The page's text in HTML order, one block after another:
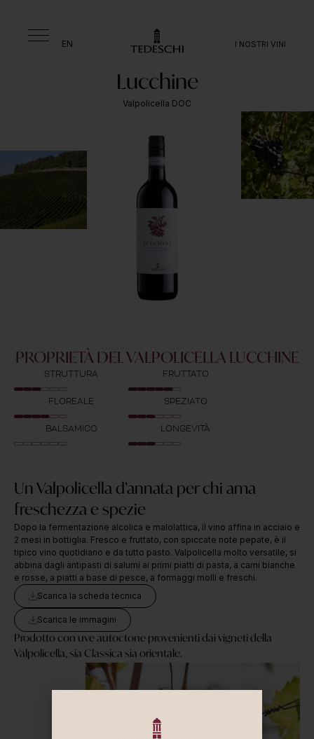
EN I NOSTRI VINI
Lucchine
Valpolicella DOC
PROPRIETÀ DEL VALPOLICELLA LUCCHINE
STRUTTURA FRUTTATO
FLOREALE SPEZIATO
BALSAMICO LONGEVITÀ
Un Valpolicella d’annata per chi ama
freschezza e spezie
Dopo la fermentazione alcolica e malolattica, il vino affina in acciaio e
2 mesi in bottiglia. Fresco e fruttato, con spiccate note pepate, è il
tipico vino quotidiano e da tutto pasto. Valpolicella molto versatile, si
abbina dagli antipasti di salumi ai primi piatti di pasta, a carni bianche
e rosse, a piatti a base di pesce, a formaggi molli e freschi.
Scarica la scheda tecnica
Scarica le immagini
Prodotto con uve autoctone provenienti dai vigneti della
Valpolicella, sia Classica sia orientale.